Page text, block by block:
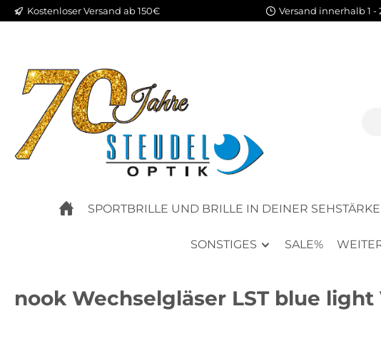
Hauptinhalt springen
Zur Suche springen
Zur Hauptnavigation springen
Kostenloser Versand ab 150€ Versand innerhalb 1 -
SPORTBRILLE UND BRILLE IN DEINER SEHSTÄRKE
SONSTIGES SALE%
nook Wechselgläser LST blue